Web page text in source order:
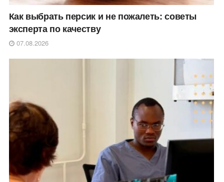
Как выбрать персик и не пожалеть: советы
эксперта по качеству
07.08.2026